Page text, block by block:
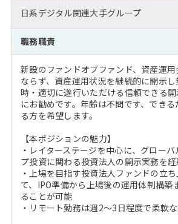
MBA留学生数の推移
インターン受入企業一覧
MBAを生かす求人特集
年齢と年収の相関図
注目企業インタビュー
Career Talk Live
MBA NETWORKING
ニュースリリース
日系デジタル関連大手グループ
職務職責
新設のファンドオブファンド、資産運
ならず、資産運用状況を継続的に開示
時・適切に遂行いただける信頼できる
にお勧めです。年齢は不問です、でき
る方を希望します。
【本ポジションの魅力】
・レイターステージを中心に、グロー
プ投資に関わる投資法人の開示実務を
・上場を目指す投資法人ファンドの立
て、IPO準備から上場後の運用体制構築
ることが可能
・リモート勤務は週2～3日程度で柔軟